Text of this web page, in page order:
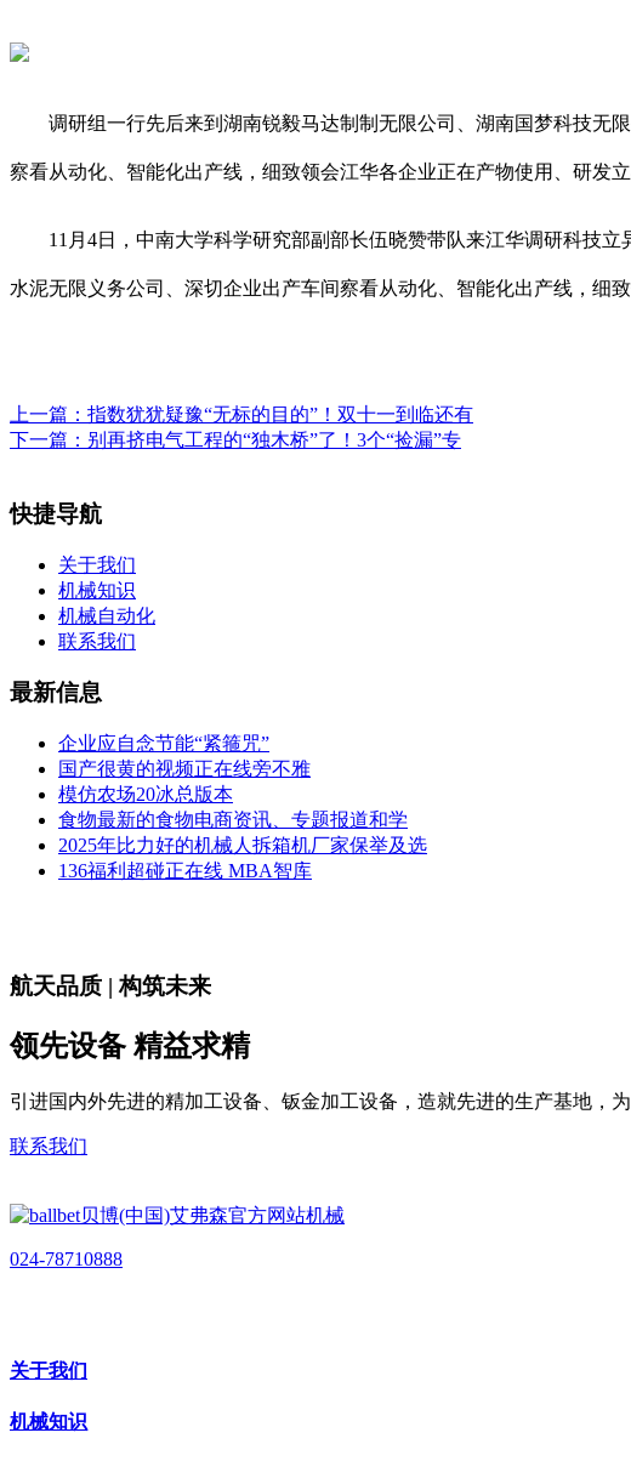
调研组一行先后来到湖南锐毅马达制制无限公司、湖南国梦科技无限
察看从动化、智能化出产线，细致领会江华各企业正在产物使用、研发
11月4日，中南大学科学研究部副部长伍晓赞带队来江华调研科技立
水泥无限义务公司、深切企业出产车间察看从动化、智能化出产线，细
上一篇： 指数犹犹疑豫“无标的目的”！双十一到临还有
下一篇： 别再挤电气工程的“独木桥”了！3个“捡漏”专
快捷导航
关于我们
机械知识
机械自动化
联系我们
最新信息
企业应自念节能“紧箍咒”
国产很黄的视频正在线旁不雅
模仿农场20冰总版本
食物最新的食物电商资讯、专题报道和学
2025年比力好的机械人拆箱机厂家保举及选
136福利超碰正在线 MBA智库
航天品质 | 构筑未来
领先设备 精益求精
引进国内外先进的精加工设备、钣金加工设备，造就先进的生产基地，
联系我们
024-78710888
关于我们
机械知识